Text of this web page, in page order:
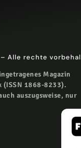
Alle rechte
Magazin
(ISSN 1868-8233).
auszugsweise, nur